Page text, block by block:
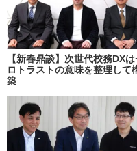
【新春鼎談】次世代校務DX
ロトラストの意味を整理して
築